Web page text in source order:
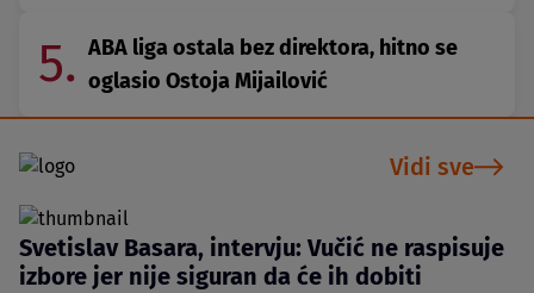
5. ABA liga ostala bez direktora, hitno se
oglasio Ostoja Mijailović
Vidi sve
Svetislav Basara, intervju: Vučić ne raspisuje
izbore jer nije siguran da će ih dobiti